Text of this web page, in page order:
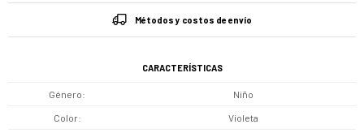
Métodos y costos de envío
CARACTERÍSTICAS
Género Niño
Color Violeta